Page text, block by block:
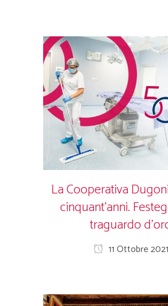
La Cooperativa
cinquant’anni.
traguardo
11 Ottobre 2021